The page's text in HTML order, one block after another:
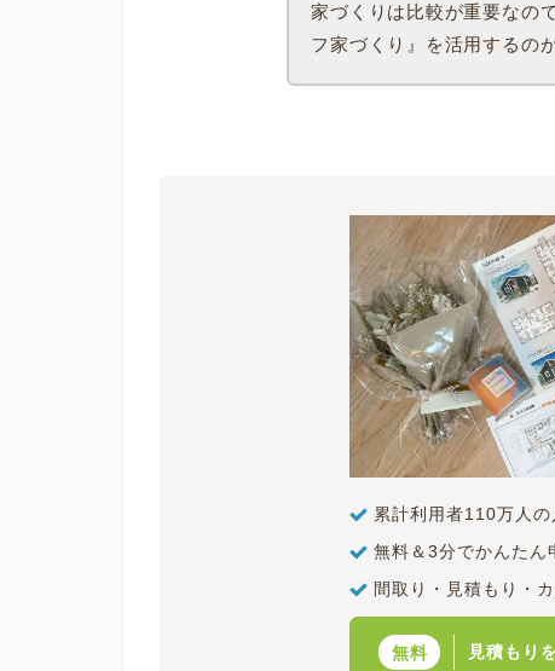
家づくりは比較が重要なの
フ家づくり』を活用するの
累計利用者110万人の
無料＆3分でかんたん
間取り・見積もり・
無料 見積もり